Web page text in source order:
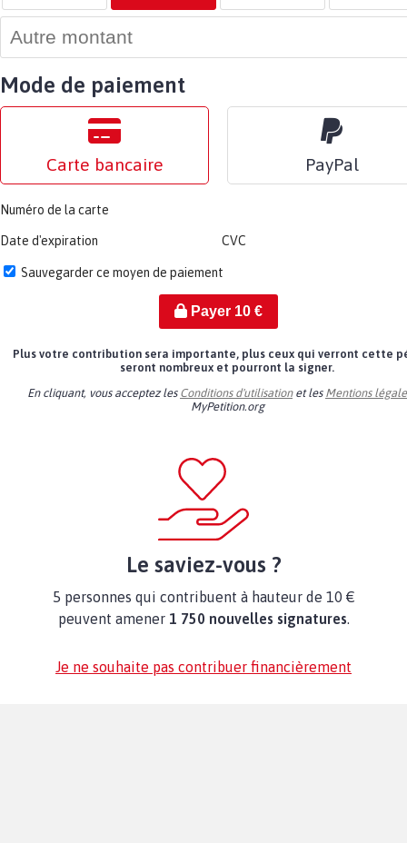
Mode de paiement
Carte bancaire PayPal
Numéro de la carte
Date d'expiration CVC
Sauvegarder ce moyen de paiement
Payer 10€
Plus votre contribution sera importante, plus ceux qui verront cette
seront nombreux et pourront la signer.
En cliquant, vous acceptez les Conditions d'utilisationet les Mentions
MyPetition.org
Le saviez-vous ?
5 personnes qui contribuent à hauteur de 10 €
peuvent amener 1 750 nouvelles signatures.
Je ne souhaite pas contribuer financièrement